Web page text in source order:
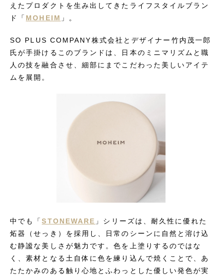
えたプロダクトを生み出してきたライフスタイルブラン
ド「 MOHEIM 」。
SO PLUS COMPANY株式会社とデザイナー竹内茂一郎
氏が手掛けるこのブランドは、日本のミニマリズムと職
人の技を融合させ、細部にまでこだわった美しいアイテ
ムを展開。
中でも「STONEWARE 」シリーズは、耐久性に優れた
炻器（せっき）を採用し、日常のシーンに自然と溶け込
む静謐な美しさが魅力です。色を上塗りするのではな
く、素材となる土自体に色を練り込んで焼くことで、あ
たたかみのある触り心地とふわっとした優しい発色が実